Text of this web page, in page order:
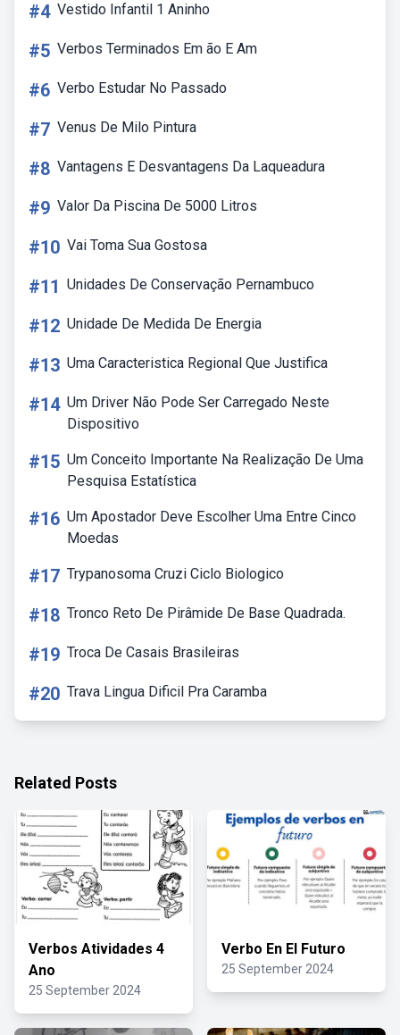
#4 Vestido Infantil 1 Aninho
#5 Verbos Terminados Em ão E Am
#6 Verbo Estudar No Passado
#7 Venus De Milo Pintura
#8 Vantagens E Desvantagens Da Laqueadura
#9 Valor Da Piscina De 5000 Litros
#10 Vai Toma Sua Gostosa
#11 Unidades De Conservação Pernambuco
#12 Unidade De Medida De Energia
#13 Uma Caracteristica Regional Que Justifica
#14 Um Driver Não Pode Ser Carregado Neste
Dispositivo
#15 Um Conceito Importante Na Realização De Uma
Pesquisa Estatística
#16 Um Apostador Deve Escolher Uma Entre Cinco
Moedas
#17 Trypanosoma Cruzi Ciclo Biologico
#18 Tronco Reto De Pirâmide De Base Quadrada.
#19 Troca De Casais Brasileiras
#20 Trava Lingua Dificil Pra Caramba
Related Posts
Verbos Atividades 4
Ano
25 September 2024
Verbo En El Futuro
25 September 2024